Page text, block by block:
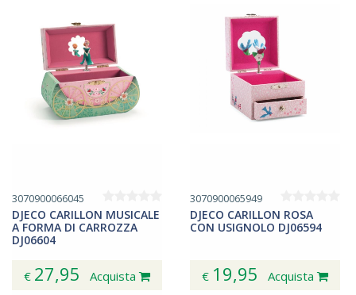
3070900066045
DJECO CARILLON MUSICALE
A FORMA DI CARROZZA
DJ06604
€ 27,95 Acquista
3070900065949
DJECO CARILLON ROSA
CON USIGNOLO DJ06594
€ 19,95 Acquista